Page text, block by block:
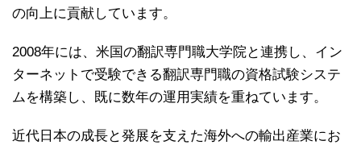
の向上に貢献しています。
2008年には、米国の翻訳専門職大学院と連携し、イン
ターネットで受験できる翻訳専門職の資格試験システ
ムを構築し、既に数年の運用実績を重ねています。
近代日本の成長と発展を支えた海外への輸出産業にお